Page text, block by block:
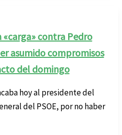
«carga» contra Pedro
asumido compromisos
del domingo
hoy al presidente del
del PSOE, por no haber